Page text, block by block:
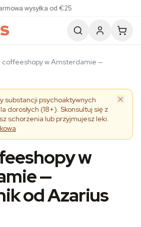
wysyłka od €25
coffeeshopy w Amsterdamie —
substancji psychoaktywnych
dorosłych (18+). Skonsultuj się z
schorzenia lub przyjmujesz leki.
w
—
od Azarius